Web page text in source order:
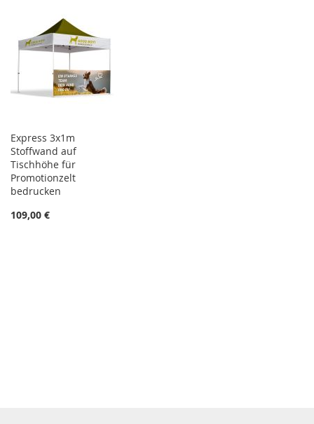
Express 3x1m
Stoffwand auf
Tischhöhe für
Promotionzelt
bedrucken
109,00 €